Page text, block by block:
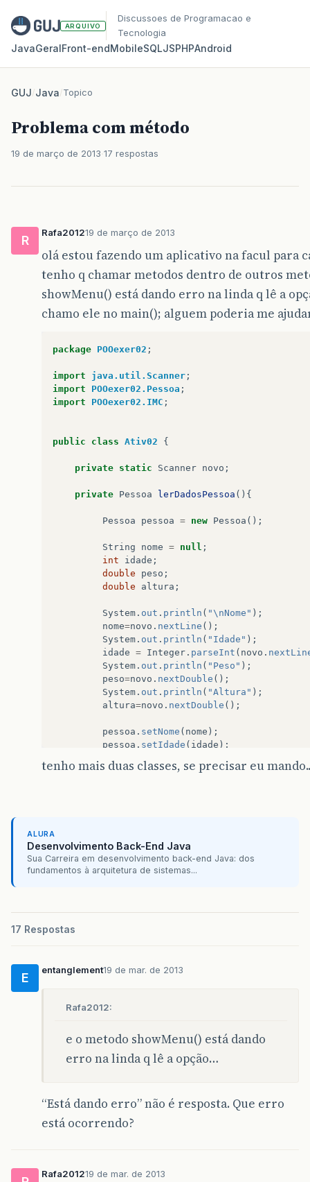
ARQUIVO
Discussoes de Programacao e
Tecnologia
JavaGeralFront‑endMobileSQLJSPHPAndroid
GUJ/Java/Topico
Problema com método
19 de março de 2013 17 respostas
R
Rafa201219 de março de 2013
olá estou fazendo um aplicativo na facul para
tenho q chamar metodos dentro de outros
showMenu() está dando erro na linda q lê a
chamo ele no main(); alguem poderia me
package POOexer02 ;
import java.util.Scanner ;
import
POOexer02.Pessoa ;
import
POOexer02.IMC ;
public class Ativ02 {
private static Scanner novo ;
private Pessoa lerDadosPessoa (){
Pessoa pessoa = new Pessoa ();
String nome = null ;
int
idade ;
double
peso ;
double
altura ;
System . out . println ( "\nNome" );
nome=novo . nextLine ();
System . out . println ( "Idade" );
idade = Integer . parseInt ( novo .
System . out . println ( "Peso" );
peso=novo . nextDouble ();
System . out . println ( "Altura" );
altura=novo . nextDouble ();
pessoa . setNome ( nome );
pessoa . setIdade ( idade );
pessoa
setPeso
pessoa .setAltura( altura);
i.getClassificacaoIMC
}
novo = new Scanner
println
System .out.println
switch( escolha){
case
i .calIMC
tenho mais duas classes, se precisar eu
ALURA
Desenvolvimento Back-End Java
Sua Carreira em desenvolvimento back-end Java: dos
fundamentos à arquitetura de sistemas...
17 Respostas
E
entanglement19 de mar. de 2013
Rafa2012:
e o metodo showMenu() está dando
erro na linda q lê a opção…
“Está dando erro” não é resposta. Que erro
está ocorrendo?
Rafa201219 de mar. de 2013